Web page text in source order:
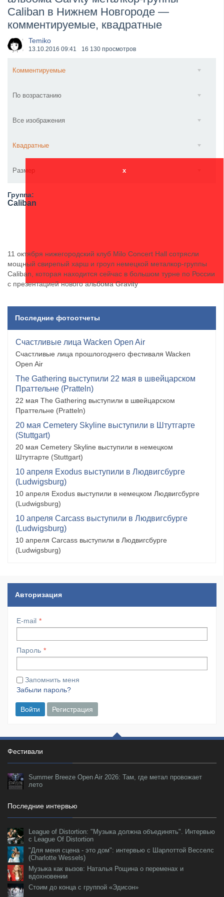
​Wacken Open Air 2027 объявил новую волну участ...
Caliban в Нижнем Новгороде —
комментируемые, квадратные
Temiko
13.10.2016 09:41 16 130 просмотров
Комментируемые
По возрастанию
Все изображения
Квадратные
Размер x
Группа:
Caliban
11 октября нижегородский клуб Milo Concert Hall сотрясли
мощный свирепый харш и гроул немецкой металкор-группы
Caliban, которая находится сейчас в большом турне по России
с презентацией нового альбома Gravity
Последние фотоотчеты
Счастливые лица Wacken Open Air
Счастливые лица прошлогоднего фестиваля Wacken
Open Air
The Gathering выступили 22 мая в швейцарском
Праттельне (Pratteln)
22 мая The Gathering выступили в швейцарском
Праттельне (Pratteln)
20 мая Cemetery Skyline выступили в Штутгарте
(Stuttgart)
20 мая Cemetery Skyline выступили в немецком
Штутгарте (Stuttgart)
10 апреля Exodus выступили в Людвигсбурге
(Ludwigsburg)
10 апреля Exodus выступили в немецком Людвигсбурге
(Ludwigsburg)
10 апреля Carcass выступили в Людвигсбурге
(Ludwigsburg)
10 апреля Carcass выступили в Людвигсбурге
(Ludwigsburg)
Авторизация
E-mail
Пароль
Запомнить меня
Забыли пароль?
Войти Регистрация
Фестивали
Summer Breeze Open Air 2026: Там, где метал провожает
лето
Последние интервью
League of Distortion: "Музыка должна объединять". Интервью
с League Of Distortion
"Для меня сцена - это дом": интервью с Шарлоттой Весселс
(Charlotte Wessels)
Музыка как вызов: Наталья Рощина о переменах и
вдохновении
Стоим до конца с группой «Эдисон»